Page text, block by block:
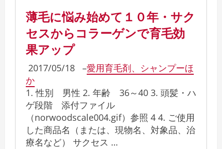
薄毛に悩み始めて１０年・サク
セスからコラーゲンで育毛効
果アップ
2017/05/18 –愛用育毛剤、シャンプーほ
か
1. 性別 男性 2. 年齢 36～40 3. 頭髪・ハ
ゲ段階 添付ファイル
（norwoodscale004.gif）参照 4 4. ご使用
した商品名（または、現物名、対象品、治
療名など） サクセス …